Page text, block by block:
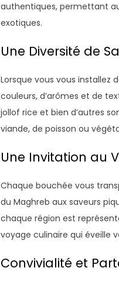
authentiques, permettant
exotiques.
Une Diversité de
Lorsque vous vous
couleurs, d’arômes et de
jollof rice et bien d’autres
viande, de poisson ou
Une Invitation au
Chaque bouchée vous
du Maghreb aux saveurs
chaque région est
voyage culinaire qui éveille
Convivialité et